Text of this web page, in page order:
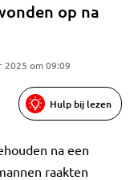
op na
2025 om 09:09
Hulp bij lezen
na een
raakten